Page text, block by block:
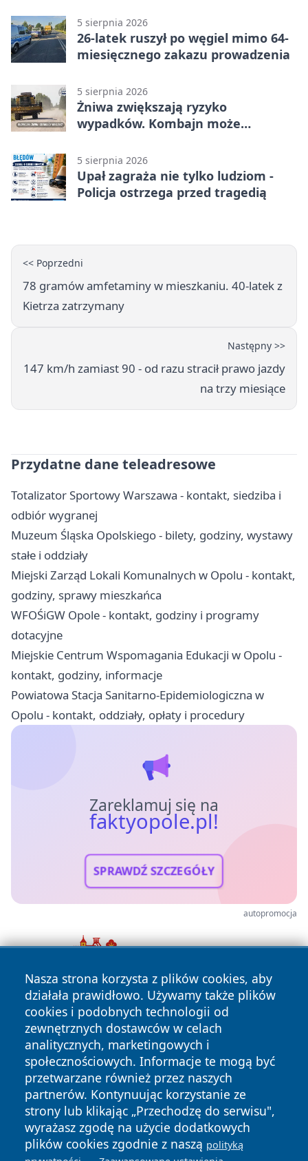
5 sierpnia 2026
26-latek ruszył po węgiel mimo 64-
miesięcznego zakazu prowadzenia
5 sierpnia 2026
Żniwa zwiększają ryzyko
wypadków. Kombajn może
5 sierpnia 2026
Upał zagraża nie tylko ludziom -
Policja ostrzega przed tragedią
<< Poprzedni
78 gramów amfetaminy w mieszkaniu. 40-latek z
Kietrza zatrzymany
Następny >>
147 km/h zamiast 90 - od razu stracił prawo jazdy
na trzy miesiące
Przydatne dane teleadresowe
Totalizator Sportowy Warszawa - kontakt, siedziba i
odbiór wygranej
Muzeum Śląska Opolskiego - bilety, godziny, wystawy
stałe i oddziały
Miejski Zarząd Lokali Komunalnych w Opolu - kontakt,
godziny, sprawy mieszkańca
WFOŚiGW Opole - kontakt, godziny i programy
dotacyjne
Miejskie Centrum Wspomagania Edukacji w Opolu -
kontakt, godziny, informacje
Powiatowa Stacja Sanitarno-Epidemiologiczna w
Opolu - kontakt, oddziały, opłaty i procedury
Zareklamuj się na
faktyopole.pl!
SPRAWDŹ SZCZEGÓŁY
autopromocja
Nasza strona korzysta z plików cookies, aby
działała prawidłowo. Używamy także plików
cookies i podobnych technologii od
zewnętrznych dostawców w celach
analitycznych, marketingowych i
społecznościowych. Informacje te mogą być
przetwarzane również przez naszych
partnerów. Kontynuując korzystanie ze
strony lub klikając „Przechodzę do serwisu",
wyrażasz zgodę na użycie dodatkowych
plików cookies zgodnie z naszą polityką
Copyright © 2026 faktyopole.pl Wszystkie prawa zastrzeżone.
News Autorzy
Polityka
Prywatności
Polityka
Cookies